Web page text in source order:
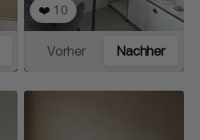
❤️ 10
Vorher Nachher